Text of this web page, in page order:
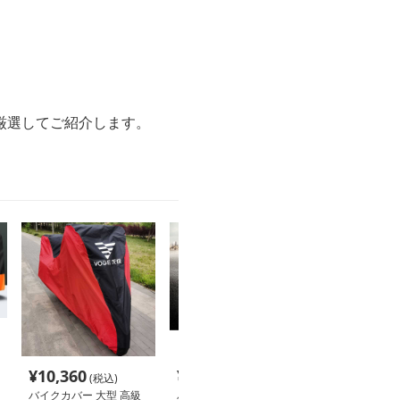
してご紹介します。
¥10,360(税込)
バイクカバー 大型 高級
¥
バイクカバー 大型 大型